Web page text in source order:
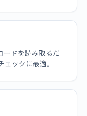
ードを読み取るだ
ックに最適。